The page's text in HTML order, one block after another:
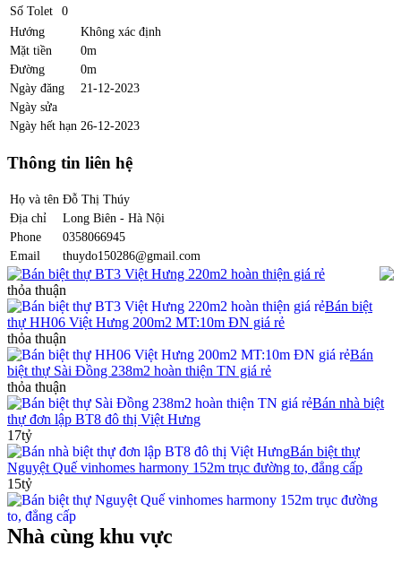
Số Tolet
0
Hướng
Không xác định
Mặt tiền
0m
Đường
0m
Ngày đăng
21-12-2023
Ngày sửa
Ngày hết hạn 26-12-2023
Thông tin liên hệ
Họ và tên Đỗ Thị Thúy
Địa chỉ
Long Biên - Hà Nội
Phone
0358066945
Email
thuydo150286@gmail.com
Bán biệt thự BT3 Việt Hưng 220m2 hoàn thiện giá rẻ
thỏa thuận
Bán biệt
thự HH06 Việt Hưng 200m2 MT:10m ĐN giá rẻ
thỏa thuận
Bán
biệt thự Sài Đồng 238m2 hoàn thiện TN giá rẻ
thỏa thuận
Bán nhà biệt
thự đơn lập BT8 đô thị Việt Hưng
17tỷ
Bán biệt thự
Nguyệt Quế vinhomes harmony 152m trục đường to, đẳng cấp
15tỷ
Nhà cùng khu vực